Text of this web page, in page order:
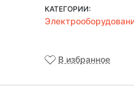
КАТЕГОРИИ:
В избранное